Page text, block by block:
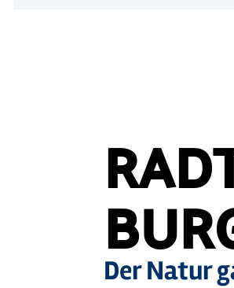
Der Natur